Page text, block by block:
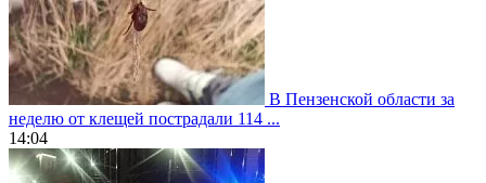
В Пензенской области за
неделю от клещей пострадали 114 ...
14:04